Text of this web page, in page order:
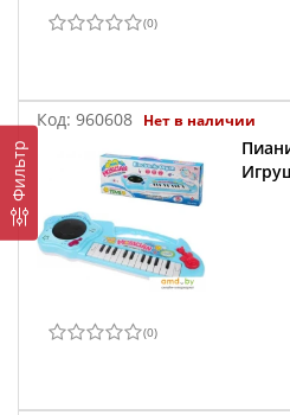
Фильтр
(0)
Код: 960608 Нет в наличии
(0)